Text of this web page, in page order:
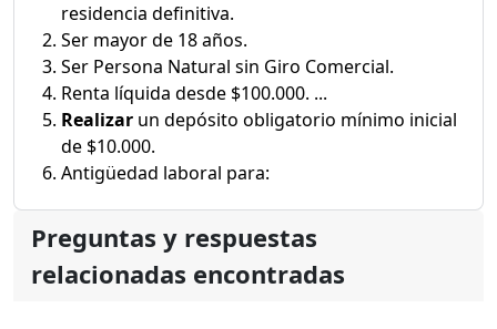
residencia definitiva.
Ser mayor de 18 años.
Ser Persona Natural sin Giro Comercial.
Renta líquida desde $100.000. ...
Realizar un depósito obligatorio mínimo inicial
de $10.000.
Antigüedad laboral para:
Preguntas y respuestas
relacionadas encontradas